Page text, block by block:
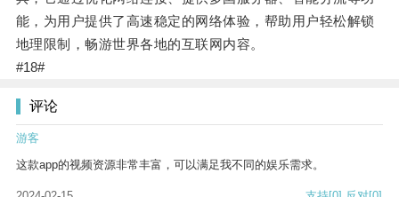
能，为用户提供了高速稳定的网络体验，帮助用户轻松解锁
地理限制，畅游世界各地的互联网内容。
#18#
评论
游客
这款app的视频资源非常丰富，可以满足我不同的娱乐需求。